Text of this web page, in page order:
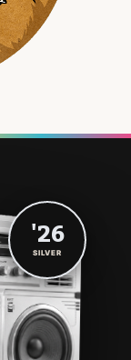
'26
SILVER